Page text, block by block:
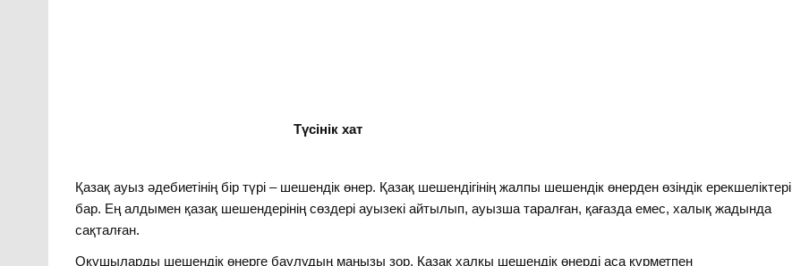
Түсінік хат
Қазақ ауыз әдебиетінің бір түрі – шешендік өнер. Қазақ шешендігінің жалпы шешендік өнерден өзіндік ерекшеліктері
бар. Ең алдымен қазақ шешендерінің сөздері ауызекі айтылып, ауызша таралған, қағазда емес, халық жадында
сақталған.
Оқушыларды шешендік өнерге баулудың маңызы зор. Қазақ халқы шешендік өнерді аса құрметпен